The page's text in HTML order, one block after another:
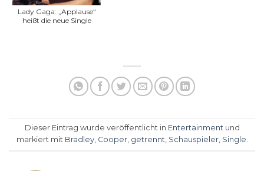
Lady Gaga: „Applause“
heißt die neue Single
Dieser Eintrag wurde veröffentlicht in Entertainmentund
markiert mit Bradley, Cooper, getrennt, Schauspieler, Single.